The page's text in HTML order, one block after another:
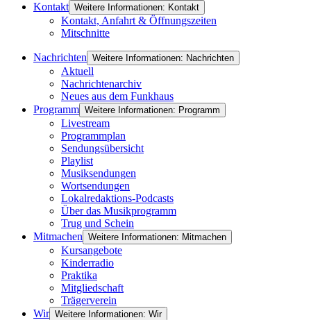
Kontakt Weitere Informationen: Kontakt
Kontakt, Anfahrt & Öffnungszeiten
Mitschnitte
Nachrichten Weitere Informationen: Nachrichten
Aktuell
Nachrichtenarchiv
Neues aus dem Funkhaus
Programm Weitere Informationen: Programm
Livestream
Programmplan
Sendungsübersicht
Playlist
Musiksendungen
Wortsendungen
Lokalredaktions-Podcasts
Über das Musikprogramm
Trug und Schein
Mitmachen Weitere Informationen: Mitmachen
Kursangebote
Kinderradio
Praktika
Mitgliedschaft
Trägerverein
Wir Weitere Informationen: Wir